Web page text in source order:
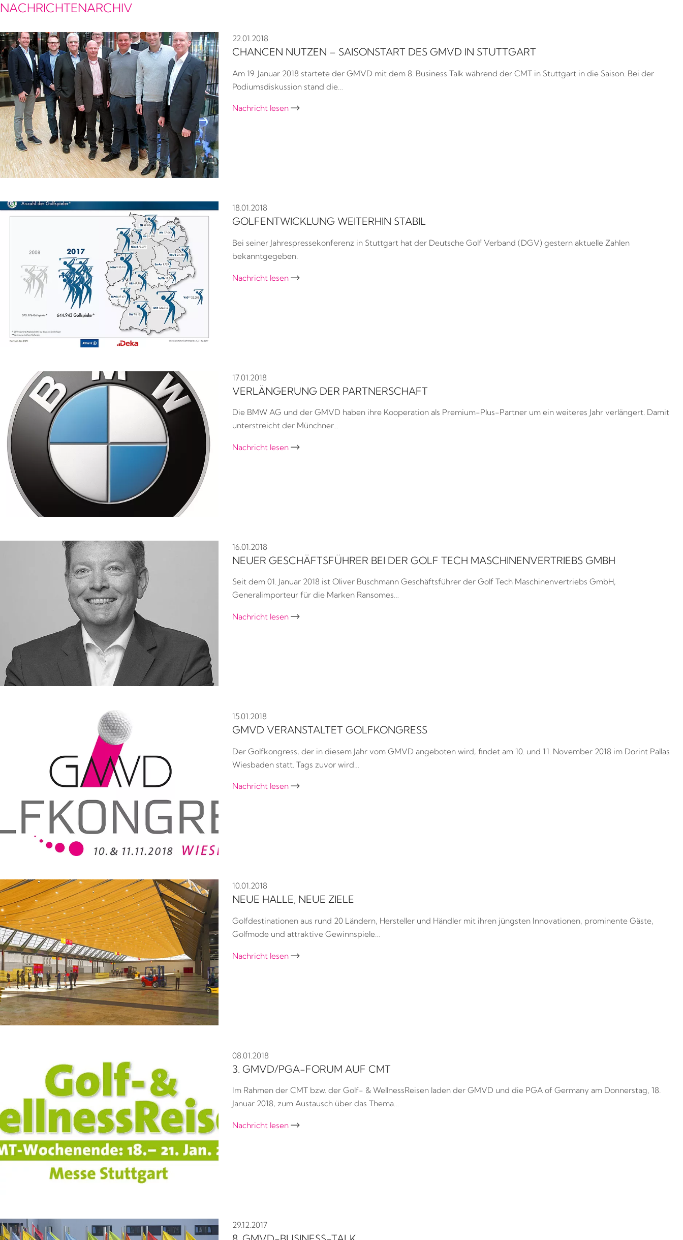
NACHRICHTENARCHIV
22.01.2018
CHANCEN NUTZEN – SAISONSTART DES GMVD IN STUTTGART
Am 19. Januar 2018 startete der GMVD mit dem 8. Business Talk während der CMT in Stuttgart in die Saison. Bei der
Podiumsdiskussion stand die…
Nachricht lesen 
18.01.2018
GOLFENTWICKLUNG WEITERHIN STABIL
Bei seiner Jahrespressekonferenz in Stuttgart hat der Deutsche Golf Verband (DGV) gestern aktuelle Zahlen
bekanntgegeben.
Nachricht lesen 
17.01.2018
VERLÄNGERUNG DER PARTNERSCHAFT
Die BMW AG und der GMVD haben ihre Kooperation als Premium-Plus-Partner um ein weiteres Jahr verlängert. Damit
unterstreicht der Münchner…
Nachricht lesen 
16.01.2018
NEUER GESCHÄFTSFÜHRER BEI DER GOLF TECH MASCHINENVERTRIEBS GMBH
Seit dem 01. Januar 2018 ist Oliver Buschmann Geschäftsführer der Golf Tech Maschinenvertriebs GmbH,
Generalimporteur für die Marken Ransomes…
Nachricht lesen 
15.01.2018
GMVD VERANSTALTET GOLFKONGRESS
Der Golfkongress, der in diesem Jahr vom GMVD angeboten wird, findet am 10. und 11. November 2018 im Dorint Pallas
Wiesbaden statt. Tags zuvor wird…
Nachricht lesen 
10.01.2018
NEUE HALLE, NEUE ZIELE
Golfdestinationen aus rund 20 Ländern, Hersteller und Händler mit ihren jüngsten Innovationen, prominente Gäste,
Golfmode und attraktive Gewinnspiele…
Nachricht lesen 
08.01.2018
3. GMVD/PGA-FORUM AUF CMT
Im Rahmen der CMT bzw. der Golf- & WellnessReisen laden der GMVD und die PGA of Germany am Donnerstag, 18.
Januar 2018, zum Austausch über das Thema…
Nachricht lesen 
29.12.2017